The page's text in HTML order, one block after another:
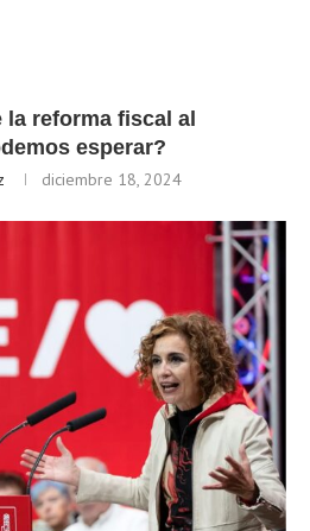
la reforma fiscal al
esperar?
diciembre 18, 2024